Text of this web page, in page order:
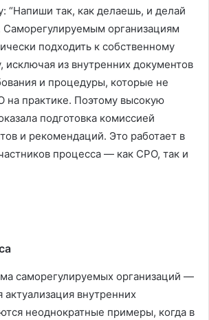
“Напиши так, как делаешь, и делай
Саморегулируемым организациям
подходить к собственному
исключая из внутренних документов
и процедуры, которые не
на практике. Поэтому высокую
подготовка комиссией
и рекомендаций. Это работает в
процесса — как СРО, так и
саморегулируемых организаций —
внутренних
неоднократные примеры, когда в